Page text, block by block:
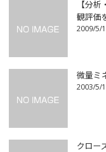
【分
観評価
2009/5/1
微量ミ
2003/5/1
クロー